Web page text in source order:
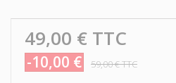
49,00 € TTC
-10,00 € 59,00 €TTC